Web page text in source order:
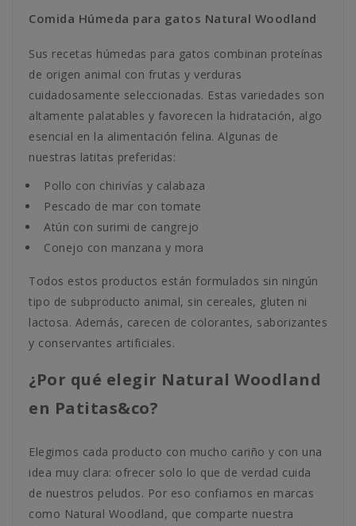
Comida Húmeda para gatos Natural Woodland
Sus recetas húmedas para gatos combinan proteínas
de origen animal con frutas y verduras
cuidadosamente seleccionadas. Estas variedades son
altamente palatables y favorecen la hidratación, algo
esencial en la alimentación felina. Algunas de
nuestras latitas preferidas:
Pollo con chirivías y calabaza
Pescado de mar con tomate
Atún con surimi de cangrejo
Conejo con manzana y mora
Todos estos productos están formulados sin ningún
tipo de subproducto animal, sin cereales, gluten ni
lactosa. Además, carecen de colorantes, saborizantes
y conservantes artificiales.
¿Por qué elegir Natural Woodland
en Patitas&co?
Elegimos cada producto con mucho cariño y con una
idea muy clara: ofrecer solo lo que de verdad cuida
de nuestros peludos. Por eso confiamos en marcas
como Natural Woodland, que comparte nuestra